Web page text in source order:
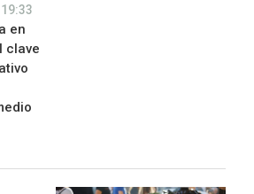
19:33
en
clave